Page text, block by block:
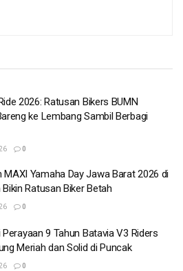
2026: Ratusan Bikers BUMN
ke Lembang Sambil Berbagi
0
MAXI Yamaha Day Jawa Barat 2026 di
Bikin Ratusan Biker Betah
0
9 Tahun Batavia V3 Riders
Meriah dan Solid di Puncak
0